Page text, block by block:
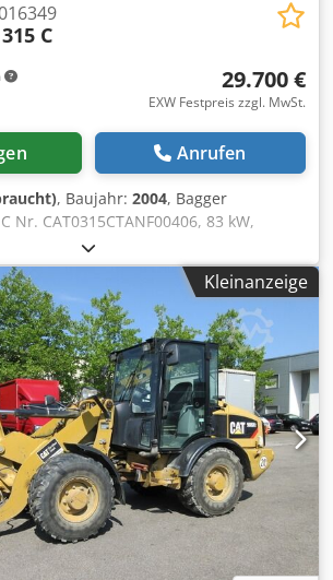
315 C
29.700 €
EXW Festpreis zzgl. MwSt.
Anrufen
, Baujahr: 2004, Bagger
C Nr. CAT0315CTANF00406, 83 kW,
Asydnxbjgnof
Kleinanzeige